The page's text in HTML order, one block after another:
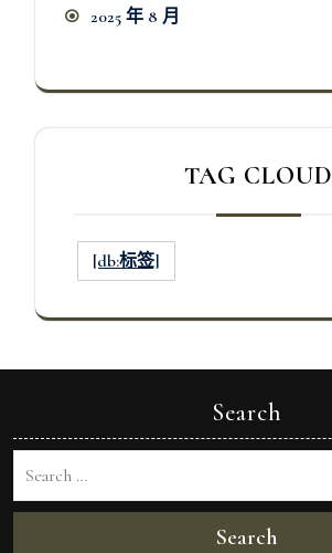
2025 年 8 月
TAG CLOUD
[db:标签]
Search
Search